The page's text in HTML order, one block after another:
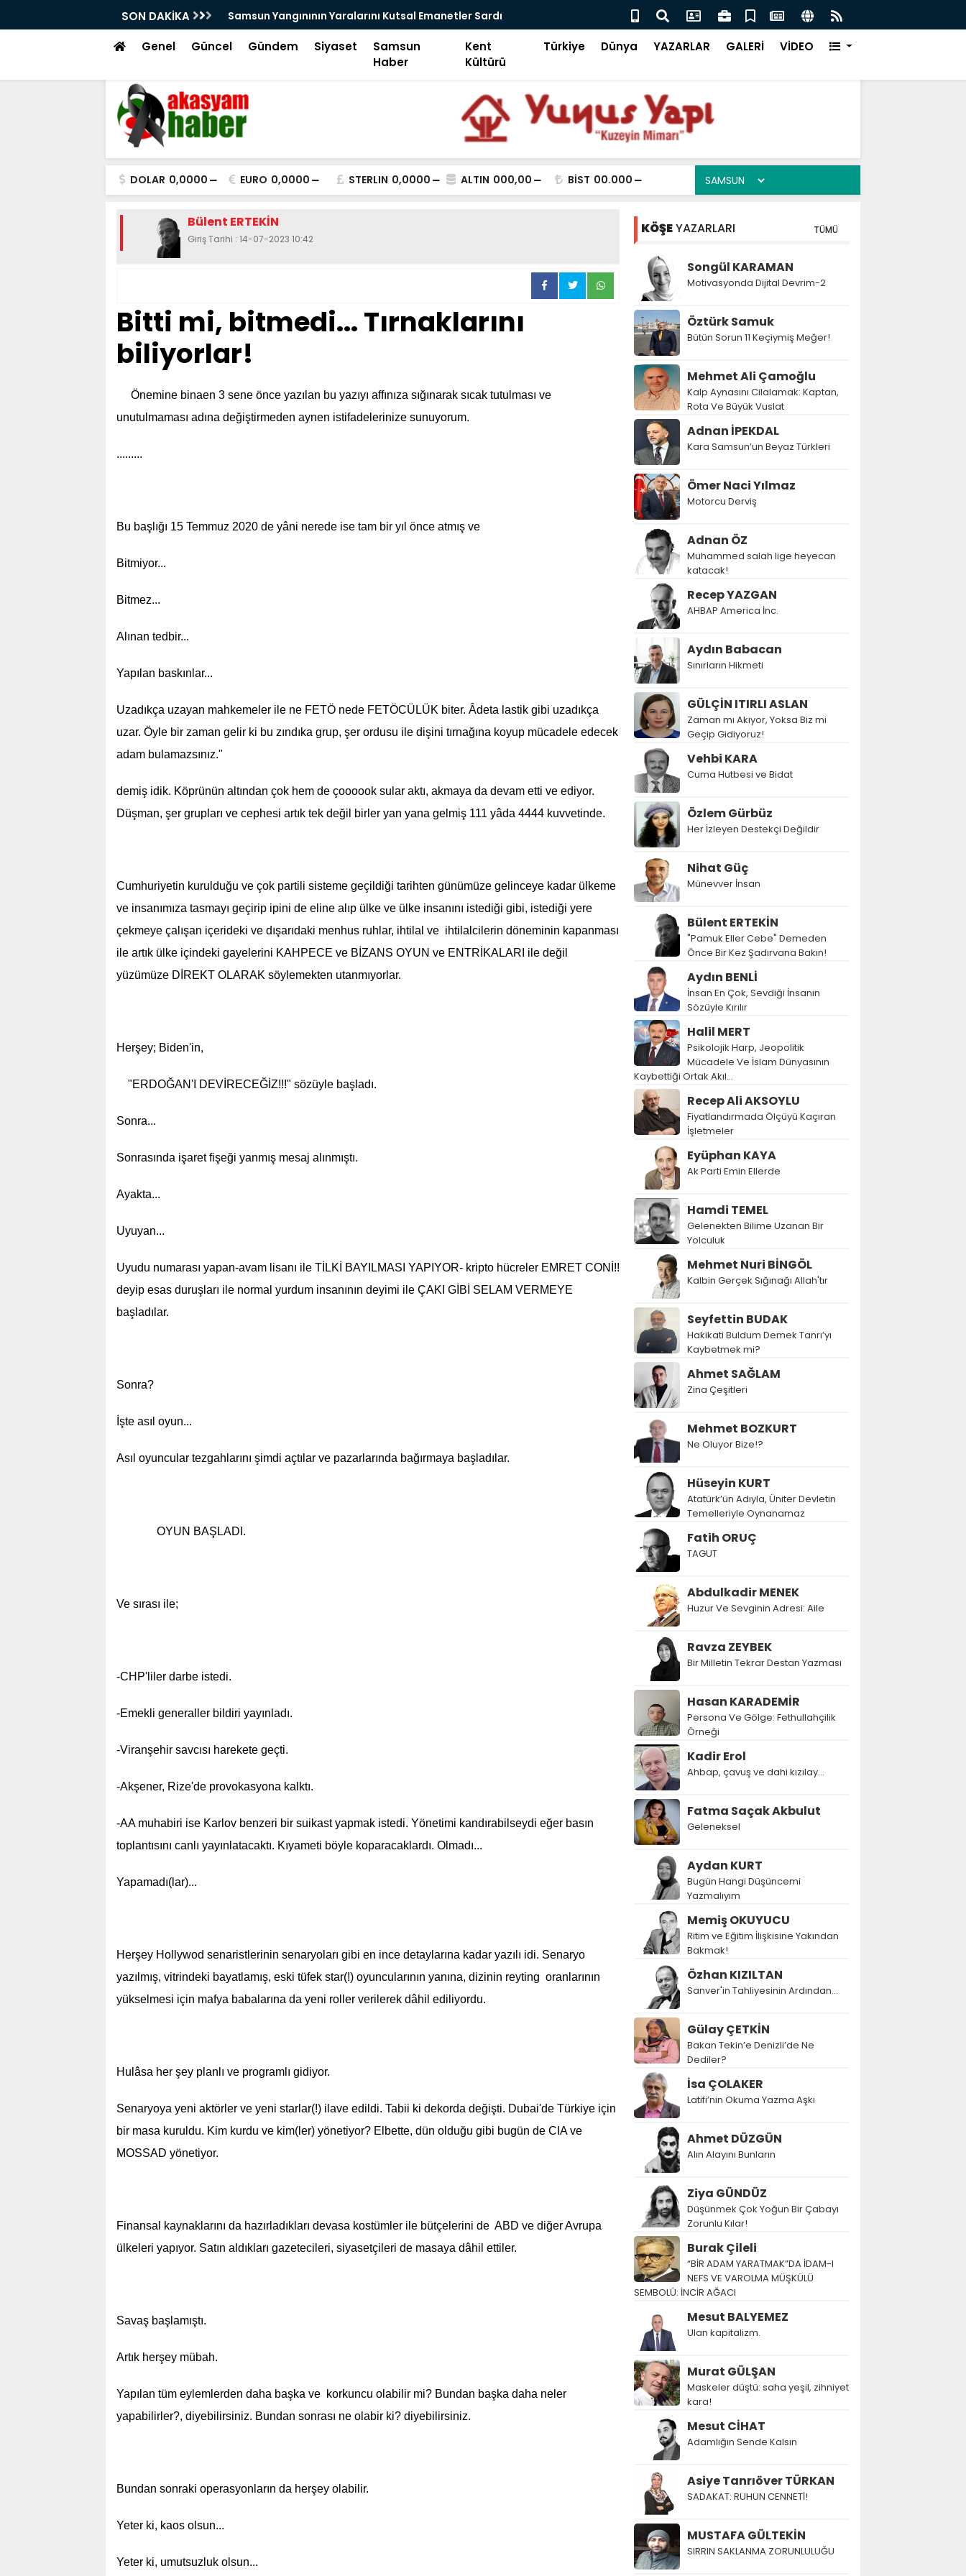
SON DAKİKA
Kutsal Emanetler Sardı Motivasyonda Dijital Devrim-2 Samsun Keşif Kampüsü Takımları Şanlıurfa Finalinde Yarışacak
Genel Güncel Gündem Siyaset
Samsun
Haber
Kent
Kültürü
Türkiye Dünya YAZARLAR GALERİ VİDEO
DOLAR 0,0000 EURO 0,0000 STERLIN 0,0000 ALTIN 000,00 BİST 00.000
Bülent ERTEKİN
Giriş Tarihi : 14-07-2023 10:42
Bitti mi, bitmedi... Tırnaklarını
biliyorlar!
Önemine binaen 3 sene önce yazılan bu yazıyı affınıza sığınarak sıcak tutulması ve
unutulmaması adına değiştirmeden aynen istifadelerinize sunuyorum.
.........
Bu başlığı 15 Temmuz 2020 de yâni nerede ise tam bir yıl önce atmış ve
Bitmiyor...
Bitmez...
Alınan tedbir...
Yapılan baskınlar...
Uzadıkça uzayan mahkemeler ile ne FETÖ nede FETÖCÜLÜK biter. Âdeta lastik gibi uzadıkça
uzar. Öyle bir zaman gelir ki bu zındıka grup, şer ordusu ile dişini tırnağına koyup mücadele edecek
adam bulamazsınız."
demiş idik. Köprünün altından çok hem de çoooook sular aktı, akmaya da devam etti ve ediyor.
Düşman, şer grupları ve cephesi artık tek değil birler yan yana gelmiş 111 yâda 4444 kuvvetinde.
Cumhuriyetin kurulduğu ve çok partili sisteme geçildiği tarihten günümüze gelinceye kadar ülkeme
ve insanımıza tasmayı geçirip ipini de eline alıp ülke ve ülke insanını istediği gibi, istediği yere
çekmeye çalışan içerideki ve dışarıdaki menhus ruhlar, ihtilal ve ihtilalcilerin döneminin kapanması
ile artık ülke içindeki gayelerini KAHPECE ve BİZANS OYUN ve ENTRİKALARI ile değil
yüzümüze DİREKT OLARAK söylemekten utanmıyorlar.
Herşey; Biden'in,
"ERDOĞAN'I DEVİRECEĞİZ!!!" sözüyle başladı.
Sonra...
Sonrasında işaret fişeği yanmış mesaj alınmıştı.
Ayakta...
Uyuyan...
Uyudu numarası yapan-avam lisanı ile TİLKİ BAYILMASI YAPIYOR- kripto hücreler EMRET CONİ!!
deyip esas duruşları ile normal yurdum insanının deyimi ile ÇAKI GİBİ SELAM VERMEYE
başladılar.
Sonra?
İşte asıl oyun...
Asıl oyuncular tezgahlarını şimdi açtılar ve pazarlarında bağırmaya başladılar.
OYUN BAŞLADI.
Ve sırası ile;
-CHP'liler darbe istedi.
-Emekli generaller bildiri yayınladı.
-Viranşehir savcısı harekete geçti.
-Akşener, Rize'de provokasyona kalktı.
-AA muhabiri ise Karlov benzeri bir suikast yapmak istedi. Yönetimi kandırabilseydi eğer basın
toplantısını canlı yayınlatacaktı. Kıyameti böyle koparacaklardı. Olmadı...
Yapamadı(lar)...
Herşey Hollywod senaristlerinin senaryoları gibi en ince detaylarına kadar yazılı idi. Senaryo
yazılmış, vitrindeki bayatlamış, eski tüfek star(!) oyuncularının yanına, dizinin reyting oranlarının
yükselmesi için mafya babalarına da yeni roller verilerek dâhil ediliyordu.
Hulâsa her şey planlı ve programlı gidiyor.
Senaryoya yeni aktörler ve yeni starlar(!) ilave edildi. Tabii ki dekorda değişti. Dubai'de Türkiye için
bir masa kuruldu. Kim kurdu ve kim(ler) yönetiyor? Elbette, dün olduğu gibi bugün de CIA ve
MOSSAD yönetiyor.
Finansal kaynaklarını da hazırladıkları devasa kostümler ile bütçelerini de ABD ve diğer Avrupa
ülkeleri yapıyor. Satın aldıkları gazetecileri, siyasetçileri de masaya dâhil ettiler.
Savaş başlamıştı.
Artık herşey mübah.
Yapılan tüm eylemlerden daha başka ve korkuncu olabilir mi? Bundan başka daha neler
yapabilirler?, diyebilirsiniz. Bundan sonrası ne olabir ki? diyebilirsiniz.
Bundan sonraki operasyonların da herşey olabilir.
Yeter ki, kaos olsun...
Yeter ki, umutsuzluk olsun...
KÖŞEYAZARLARI TÜMÜ
Songül KARAMAN
Motivasyonda Dijital Devrim-2
Öztürk Samuk
Bütün Sorun 11 Keçiymiş Meğer!
Mehmet Ali Çamoğlu
Kalp Aynasını Cilalamak: Kaptan,
Rota Ve Büyük Vuslat
Adnan İPEKDAL
Kara Samsun’un Beyaz Türkleri
Ömer Naci Yılmaz
Motorcu Derviş
Adnan ÖZ
Muhammed salah lige heyecan
katacak!
Recep YAZGAN
AHBAP America İnc.
Aydın Babacan
Sınırların Hikmeti
GÜLÇİN ITIRLI ASLAN
Zaman mı Akıyor, Yoksa Biz mi
Geçip Gidiyoruz!
Vehbi KARA
Cuma Hutbesi ve Bidat
Özlem Gürbüz
Her İzleyen Destekçi Değildir
Nihat Güç
Münevver İnsan
Bülent ERTEKİN
"Pamuk Eller Cebe" Demeden
Önce Bir Kez Şadırvana Bakın!
Aydın BENLİ
İnsan En Çok, Sevdiği İnsanın
Sözüyle Kırılır
Halil MERT
Psikolojik Harp, Jeopolitik
Mücadele Ve İslam Dünyasının
Kaybettiği Ortak Akıl…
Recep Ali AKSOYLU
Fiyatlandırmada Ölçüyü Kaçıran
İşletmeler
Eyüphan KAYA
Ak Parti Emin Ellerde
Hamdi TEMEL
Gelenekten Bilime Uzanan Bir
Yolculuk
Mehmet Nuri BİNGÖL
Kalbin Gerçek Sığınağı Allah'tır
Seyfettin BUDAK
Hakikati Buldum Demek Tanrı’yı
Kaybetmek mi?
Ahmet SAĞLAM
Zina Çeşitleri
Mehmet BOZKURT
Ne Oluyor Bize!?
Hüseyin KURT
Atatürk’ün Adıyla, Üniter Devletin
Temelleriyle Oynanamaz
Fatih ORUÇ
TAGUT
Abdulkadir MENEK
Huzur Ve Sevginin Adresi: Aile
Ravza ZEYBEK
Bir Milletin Tekrar Destan Yazması
Hasan KARADEMİR
Persona Ve Gölge: Fethullahçilik
Örneği
Kadir Erol
Ahbap, çavuş ve dahi kızılay...
Fatma Saçak Akbulut
Geleneksel
Aydan KURT
Bugün Hangi Düşüncemi
Yazmalıyım
Memiş OKUYUCU
Ritim ve Eğitim İlişkisine Yakından
Bakmak!
Özhan KIZILTAN
Sanver'in Tahliyesinin Ardından…
Gülay ÇETKİN
Bakan Tekin’e Denizli’de Ne
Dediler?
İsa ÇOLAKER
Latifi’nin Okuma Yazma Aşkı
Ahmet DÜZGÜN
Alın Alayını Bunların
Ziya GÜNDÜZ
Düşünmek Çok Yoğun Bir Çabayı
Zorunlu Kılar!
Burak Çileli
“BİR ADAM YARATMAK”DA İDAM-I
NEFS VE VAROLMA MÜŞKÜLÜ
SEMBOLÜ: İNCİR AĞACI
Mesut BALYEMEZ
Ulan kapitalizm.
Murat GÜLŞAN
Maskeler düştü: saha yeşil, zihniyet
kara!
Mesut CİHAT
Adamlığın Sende Kalsın
Asiye Tanrıöver TÜRKAN
SADAKAT: RUHUN CENNETİ!
MUSTAFA GÜLTEKİN
SIRRIN SAKLANMA ZORUNLULUĞU